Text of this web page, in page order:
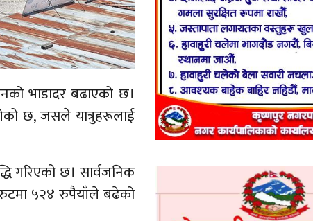
भाडादर बढाएको छ।
छ, जसले यात्रुहरूलाई
गरिएको छ। सार्वजनिक
रुटमा ५२४ रुपैयाँले बढेको